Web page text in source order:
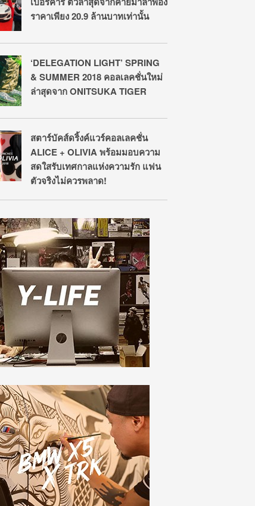
ราคาเพียง 20.9 ล้านบาทเท่านั้น
‘DELEGATION LIGHT’ SPRING
& SUMMER 2018 คอลเลคชั่นใหม่
ล่าสุดจาก ONITSUKA TIGER
สตาร์บัคส์ดริ้งค์แวร์คอลเลคชั่น
ALICE + OLIVIA พร้อมมอบความ
สดใสรับเทศกาลแห่งความรัก แฟน
ตัวจริงไม่ควรพลาด!